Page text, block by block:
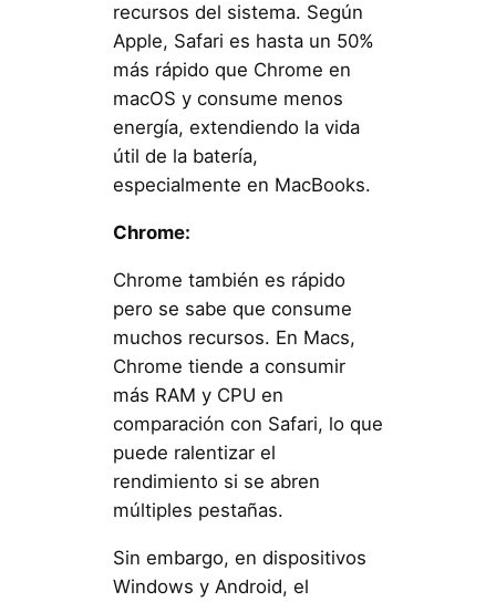
recursos del sistema. Según
Apple, Safari es hasta un 50%
más rápido que Chrome en
macOS y consume menos
energía, extendiendo la vida
útil de la batería,
especialmente en MacBooks.
Chrome:
Chrome también es rápido
pero se sabe que consume
muchos recursos. En Macs,
Chrome tiende a consumir
más RAM y CPU en
comparación con Safari, lo que
puede ralentizar el
rendimiento si se abren
múltiples pestañas.
Sin embargo, en dispositivos
Windows y Android, el